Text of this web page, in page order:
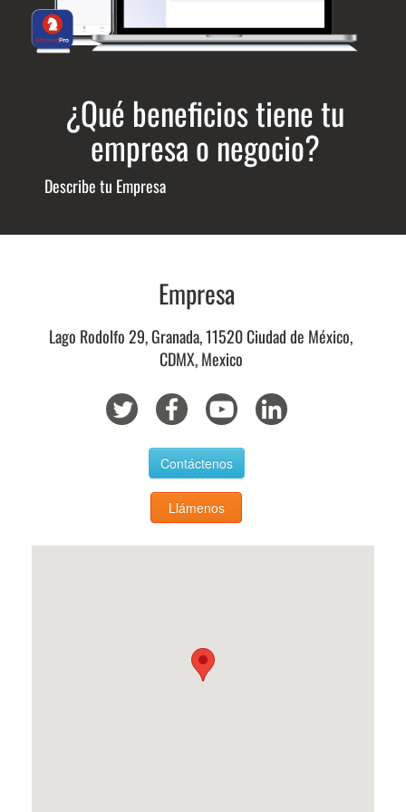
¿Qué beneficios tiene tu
empresa o negocio?
Describe tu Empresa
Empresa
Lago Rodolfo 29, Granada, 11520 Ciudad de México,
CDMX, Mexico
Contáctenos
Llámenos